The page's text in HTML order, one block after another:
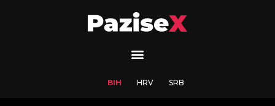
BIH HRV SRB